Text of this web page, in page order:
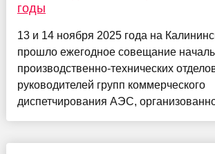
годы
13 и 14 ноября 2025 года на
прошло ежегодное совещание
производственно-технических
руководителей групп коммерческого
диспетчирования АЭС,